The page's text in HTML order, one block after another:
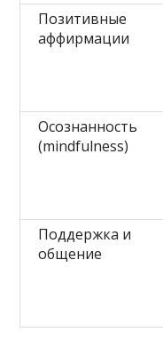
Позитивные
аффирмации
Осознанность
(mindfulness)
Поддержка и
общение